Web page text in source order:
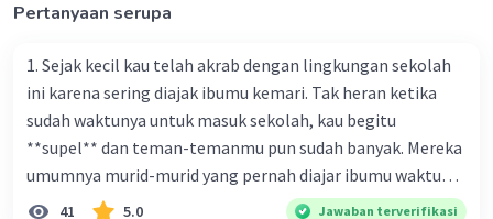
Pertanyaan serupa
1. Sejak kecil kau telah akrab dengan lingkungan sekolah
ini karena sering diajak ibumu kemari. Tak heran ketika
sudah waktunya untuk masuk sekolah, kau begitu
**supel** dan teman-temanmu pun sudah banyak. Mereka
umumnya murid-murid yang pernah diajar ibumu waktu
kelas satu. Sedangkan aku? Aku waktu itu baru saja pindah
41 5.0 Jawaban terverifikasi